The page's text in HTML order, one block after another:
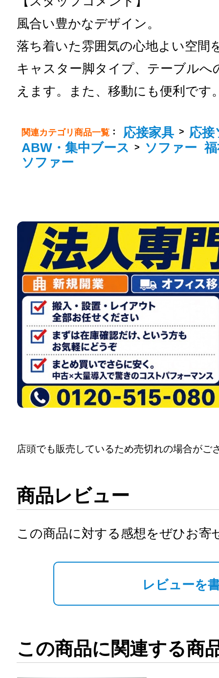
風合い豊かなデザイン。
落ち着いた雰囲気の心地よい空間
キャスター脚タイプ、テーブルへ
えます。また、移動にも便利です
関連カテゴリ商品一覧 ： 応接家具 >
応接
ABW・集中ブース
> ソファー
ソファー
店頭でも販売しているため売切れの場合がご
商品レビュー
この商品に対する感想をぜひお寄
レビューを
この商品に関連する商